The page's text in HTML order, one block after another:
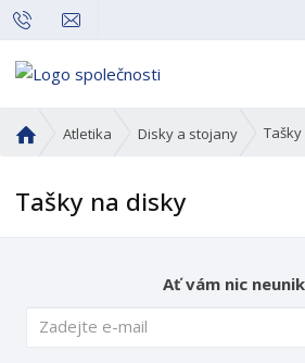
v
d
r
a
Atletika Disky a stojany
Tašky na disky
Ať vám nic